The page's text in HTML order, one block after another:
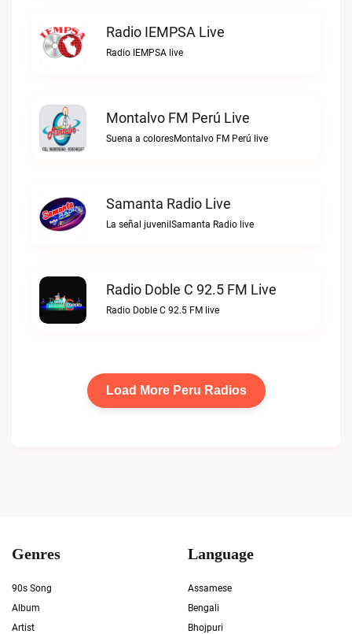
Radio IEMPSA Live
Radio IEMPSA live
Montalvo FM Perú Live
Suena a coloresMontalvo FM Perú live
Samanta Radio Live
La señal juvenilSamanta Radio live
Radio Doble C 92.5 FM Live
Radio Doble C 92.5 FM live
Load More Peru Radios
Genres
90s Song
Album
Artist
Language
Assamese
Bengali
Bhojpuri